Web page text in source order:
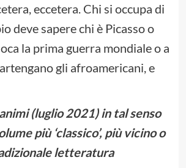
eccetera. Chi si occupa di
deve sapere chi è Picasso o
la prima guerra mondiale o a
gli afroamericani, e
(luglio 2021) in tal senso
più ‘classico’, più vicino o
letteratura